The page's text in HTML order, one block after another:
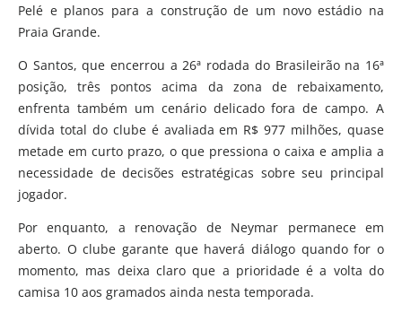
Pelé e planos para a construção de um novo estádio na
Praia Grande.
O Santos, que encerrou a 26ª rodada do Brasileirão na 16ª
posição, três pontos acima da zona de rebaixamento,
enfrenta também um cenário delicado fora de campo. A
dívida total do clube é avaliada em R$ 977 milhões, quase
metade em curto prazo, o que pressiona o caixa e amplia a
necessidade de decisões estratégicas sobre seu principal
jogador.
Por enquanto, a renovação de Neymar permanece em
aberto. O clube garante que haverá diálogo quando for o
momento, mas deixa claro que a prioridade é a volta do
camisa 10 aos gramados ainda nesta temporada.